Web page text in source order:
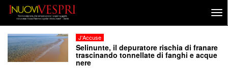
J'Accuse
Selinunte, il depuratore rischia di franare
trascinando tonnellate di fanghi e acque
nere